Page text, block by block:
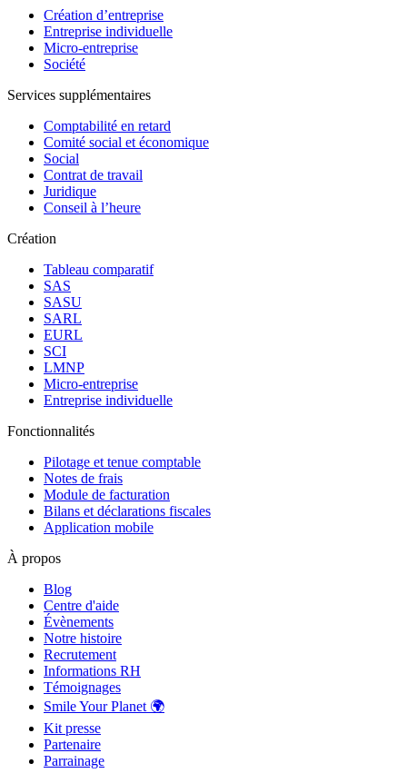
Création d’entreprise
Entreprise individuelle
Micro-entreprise
Société
Services supplémentaires
Comptabilité en retard
Comité social et économique
Social
Contrat de travail
Juridique
Conseil à l’heure
Création
Tableau comparatif
SAS
SASU
SARL
EURL
SCI
LMNP
Micro-entreprise
Entreprise individuelle
Fonctionnalités
Pilotage et tenue comptable
Notes de frais
Module de facturation
Bilans et déclarations fiscales
Application mobile
À propos
Blog
Centre d'aide
Évènements
Notre histoire
Recrutement
Informations RH
Témoignages
Smile Your Planet 🌍
Kit presse
Partenaire
Parrainage